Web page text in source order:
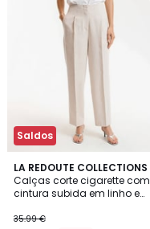
Saldos
LA REDOUTE COLLECTIONS
Calças corte cigarette com
cintura subida em linho e
35.99 €
3,8
/ 5
2
Cores